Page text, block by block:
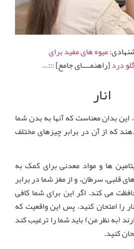
میوه های مفید برای
درد[راهنمــــای جامع] :::…
انار
این بدان معناست که آنها به بدن شما
که از آن در برابر چیزهای مختلف
ها و مواد معدنی برای کمک به
قلبی، سرطان، و از مغز شما در برابر
می کند. اگر این برای شما کافی
را امتحان کنید، پس این واقعیت که
(به نظر من) باید شما را ترغیب کند
کنید.